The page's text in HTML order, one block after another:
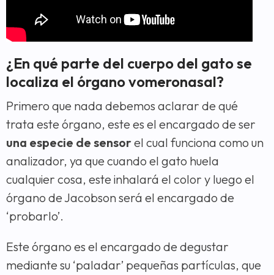
¿En qué parte del cuerpo del gato se
localiza el órgano vomeronasal?
Primero que nada debemos aclarar de qué
trata este órgano, este es el encargado de ser
una especie de sensorel cual funciona como un
analizador, ya que cuando el gato huela
cualquier cosa, este inhalará el color y luego el
órgano de Jacobson será el encargado de
‘probarlo’.
Este órgano es el encargado de degustar
mediante su ‘paladar’ pequeñas partículas, que